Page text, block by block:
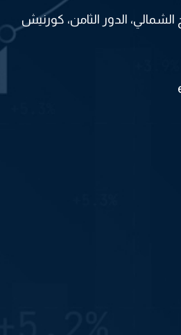
الشمالي، الدور الثامن، كورنيش